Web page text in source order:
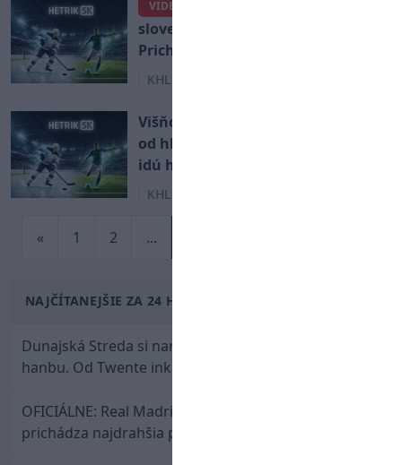
VIDEO
slovenského reprezentanta.
Prichádza obranca Adam Jánošík!
KHL
Višňovský o Slovane: Ryba smrdí
od hlavy. Keď na to nemajú, nech
idú hrať do ligy radšej s Detvou!
KHL
« 1 2 ...
NAJČÍTANEJŠIE ZA 24 HODÍN
Dunajská Streda si narobila v Holandsku poriadnu
hanbu. Od Twente inkasovala poltucet
OFICIÁLNE: Real Madrid rozbil bank. Z Lipska
prichádza najdrahšia posila v klubovej histórii